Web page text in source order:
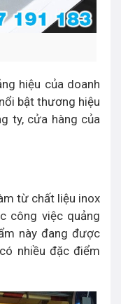
hiệu của doanh
bật thương hiệu
ty, cửa hàng của
từ chất liệu inox
công việc quảng
này đang được
nhiều đặc điểm